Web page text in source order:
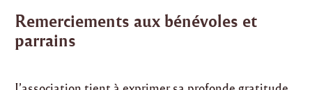
Remerciements aux bénévoles et
parrains